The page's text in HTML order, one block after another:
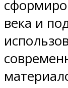
века и